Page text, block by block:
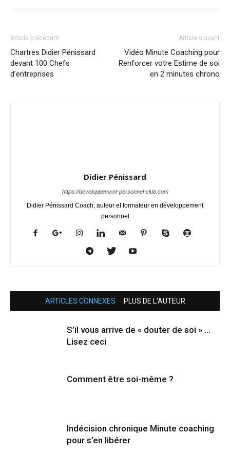
Article précédent
Chartres Didier Pénissard
devant 100 Chefs
d’entreprises
Article suivant
Vidéo Minute Coaching pour
Renforcer votre Estime de soi
en 2 minutes chrono
Didier Pénissard
https://developpement-personnel-club.com
Didier Pénissard Coach, auteur et formateur en développement
personnel
ARTICLES CONNEXES PLUS DE L'AUTEUR
S’il vous arrive de « douter de soi » …
Lisez ceci
Comment être soi-même ?
Indécision chronique Minute coaching
pour s’en libérer